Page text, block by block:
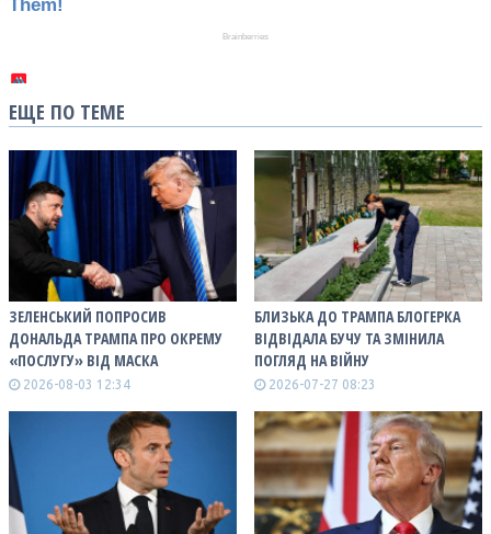
ЕЩЕ ПО ТЕМЕ
ЗЕЛЕНСЬКИЙ ПОПРОСИВ
ДОНАЛЬДА ТРАМПА ПРО ОКРЕМУ
«ПОСЛУГУ» ВІД МАСКА
2026-08-03 12:34
БЛИЗЬКА ДО ТРАМПА БЛОГЕРКА
ВІДВІДАЛА БУЧУ ТА ЗМІНИЛА
ПОГЛЯД НА ВІЙНУ
2026-07-27 08:23